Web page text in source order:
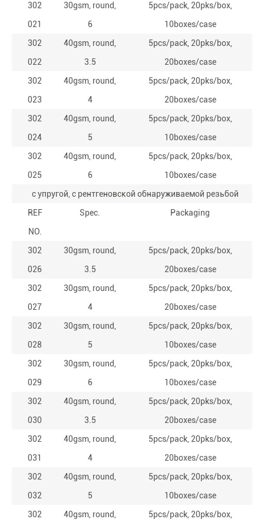
302
021
30gsm, round,
6
5pcs/pack, 20pks/box,
10boxes/case
302
022
40gsm, round,
3.5
5pcs/pack, 20pks/box,
20boxes/case
302
023
40gsm, round,
4
5pcs/pack, 20pks/box,
20boxes/case
302
024
40gsm, round,
5
5pcs/pack, 20pks/box,
10boxes/case
302
025
40gsm, round,
6
5pcs/pack, 20pks/box,
10boxes/case
с упругой, с рентгеновской обнаруживаемой резьбой
REF
NO.
Spec. Packaging
302
026
30gsm, round,
3.5
5pcs/pack, 20pks/box,
20boxes/case
302
027
30gsm, round,
4
5pcs/pack, 20pks/box,
20boxes/case
302
028
30gsm, round,
5
5pcs/pack, 20pks/box,
10boxes/case
302
029
30gsm, round,
6
5pcs/pack, 20pks/box,
10boxes/case
302
030
40gsm, round,
3.5
5pcs/pack, 20pks/box,
20boxes/case
302
031
40gsm, round,
4
5pcs/pack, 20pks/box,
20boxes/case
302
032
40gsm, round,
5
5pcs/pack, 20pks/box,
10boxes/case
302
40gsm, round,
5pcs/pack, 20pks/box,